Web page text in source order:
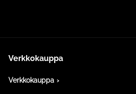
Verkkokauppa
Verkkokauppa